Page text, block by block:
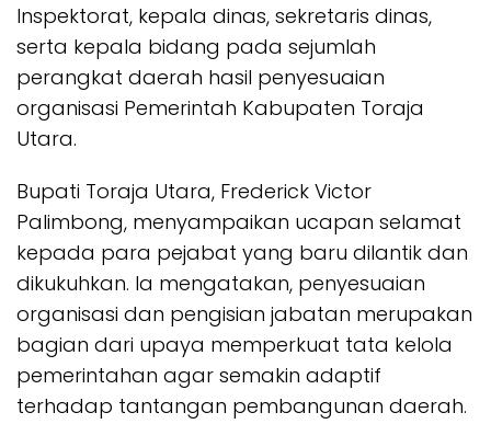
Inspektorat, kepala dinas, sekretaris dinas,
serta kepala bidang pada sejumlah
perangkat daerah hasil penyesuaian
organisasi Pemerintah Kabupaten Toraja
Utara.
Bupati Toraja Utara, Frederick Victor
Palimbong, menyampaikan ucapan selamat
kepada para pejabat yang baru dilantik dan
dikukuhkan. Ia mengatakan, penyesuaian
organisasi dan pengisian jabatan merupakan
bagian dari upaya memperkuat tata kelola
pemerintahan agar semakin adaptif
terhadap tantangan pembangunan daerah.